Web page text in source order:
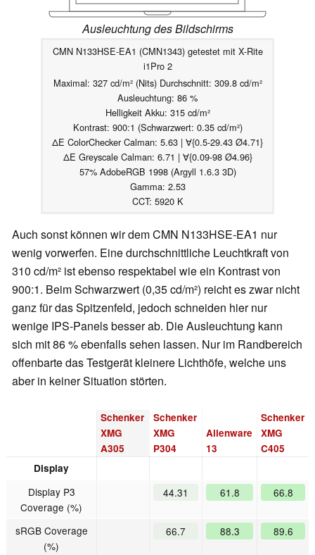
Ausleuchtung des Bildschirms
CMN N133HSE-EA1 (CMN1343) getestet mit X-Rite
i1Pro 2
Maximal: 327 cd/m² (Nits) Durchschnitt: 309.8 cd/m²
Ausleuchtung: 86 %
Helligkeit Akku: 315 cd/m²
Kontrast: 900:1 (Schwarzwert: 0.35 cd/m²)
ΔE ColorChecker Calman: 5.63 | ∀{0.5-29.43 Ø4.71}
ΔE Greyscale Calman: 6.71 | ∀{0.09-98 Ø4.96}
57% AdobeRGB 1998 (Argyll 1.6.3 3D)
Gamma: 2.53
CCT: 5920 K
Auch sonst können wir dem CMN N133HSE-EA1 nur
wenig vorwerfen. Eine durchschnittliche Leuchtkraft von
310 cd/m² ist ebenso respektabel wie ein Kontrast von
900:1. Beim Schwarzwert (0,35 cd/m²) reicht es zwar nicht
ganz für das Spitzenfeld, jedoch schneiden hier nur
wenige IPS-Panels besser ab. Die Ausleuchtung kann
sich mit 86 % ebenfalls sehen lassen. Nur im Randbereich
offenbarte das Testgerät kleinere Lichthöfe, welche uns
aber in keiner Situation störten.
Schenker
XMG
A305
Schenker
XMG
P304
Alienware
13
Schenker
XMG
C405
Display
Display P3
Coverage (%)
44.31 61.8 66.8
sRGB Coverage
(%)
66.7 88.3 89.6